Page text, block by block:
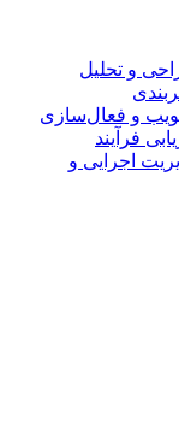
و تحلیل
و فعال‌سازی
فرآیند
اجرایی و